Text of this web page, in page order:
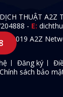
THUẬT A2Z
- E:
- 2019 A2Z
Đăng ký
Chính sách bảo